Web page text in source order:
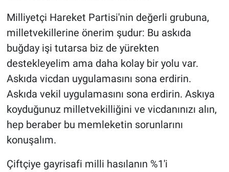
Milliyetçi Hareket Partisi'nin değerli grubuna,
milletvekillerine önerim şudur: Bu askıda
buğday işi tutarsa biz de yürekten
destekleyelim ama daha kolay bir yolu var.
Askıda vicdan uygulamasını sona erdirin.
Askıda vekil uygulamasını sona erdirin. Askıya
koyduğunuz milletvekilliğini ve vicdanınızı alın,
hep beraber bu memleketin sorunlarını
konuşalım.
Çiftçiye gayrisafi milli hasılanın %1'i